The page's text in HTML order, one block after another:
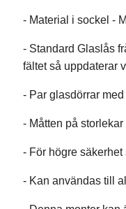
- Material i sockel -
- Standard Glaslås
fältet så uppdaterar
- Par glasdörrar
- Måtten på
- För högre
- Kan användas till